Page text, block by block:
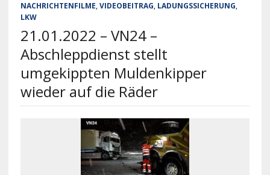
NACHRICHTENFILME,VIDEOBEITRAG, LADUNGSSICHERUNG,
LKW
21.01.2022 – VN24 –
Abschleppdienst stellt
umgekippten Muldenkipper
wieder auf die Räder